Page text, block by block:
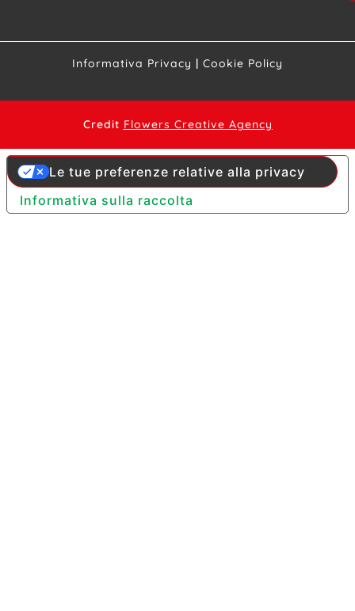
Informativa Privacy | Cookie Policy
Credit Flowers Creative Agency
Informativa sulla raccolta
Le tue preferenze relative alla privacy